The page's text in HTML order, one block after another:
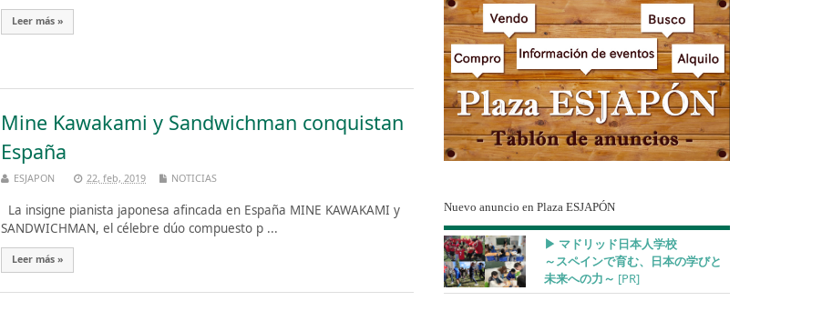
Leer más »
Mine Kawakami y Sandwichman conquistan
España
ESJAPON 22, feb, 2019 NOTICIAS
La insigne pianista japonesa afincada en España MINE KAWAKAMI y
SANDWICHMAN, el célebre dúo compuesto p ...
Leer más »
Nuevo anuncio en Plaza ESJAPÓN
▶︎ マドリッド日本人学校
～スペインで育む、日本の学びと
未来への力～ [PR]